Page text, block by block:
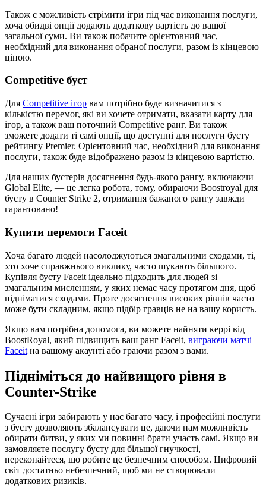
Також є можливість стрімити ігри під час виконання послуги,
хоча обидві опції додають додаткову вартість до вашої
загальної суми. Ви також побачите орієнтовний час,
необхідний для виконання обраної послуги, разом із кінцевою
ціною.
Competitive буст
Для Competitive ігор вам потрібно буде визначитися з
кількістю перемог, які ви хочете отримати, вказати карту для
ігор, а також ваш поточний Competitive ранг. Ви також
зможете додати ті самі опції, що доступні для послуги бусту
рейтингу Premier. Орієнтовний час, необхідний для виконання
послуги, також буде відображено разом із кінцевою вартістю.
Для наших бустерів досягнення будь-якого рангу, включаючи
Global Elite, — це легка робота, тому, обираючи Boostroyal для
бусту в Counter Strike 2, отримання бажаного рангу завжди
гарантовано!
Купити перемоги Faceit
Хоча багато людей насолоджуються змагальними сходами, ті,
хто хоче справжнього виклику, часто шукають більшого.
Купівля бусту Faceit ідеально підходить для людей зі
змагальним мисленням, у яких немає часу протягом дня, щоб
підніматися сходами. Проте досягнення високих рівнів часто
може бути складним, якщо підбір гравців не на вашу користь.
Якщо вам потрібна допомога, ви можете найняти керрі від
BoostRoyal, який підвищить ваш ранг Faceit, виграючи матчі
Faceit на вашому акаунті або граючи разом з вами.
Підніміться до найвищого рівня в
Counter-Strike
Сучасні ігри забирають у нас багато часу, і професійні послуги
з бусту дозволяють збалансувати це, даючи нам можливість
обирати битви, у яких ми повинні брати участь самі. Якщо ви
замовляєте послугу бусту для більшої гнучкості,
переконайтеся, що робите це безпечним способом. Цифровий
світ достатньо небезпечний, щоб ми не створювали
додаткових ризиків.